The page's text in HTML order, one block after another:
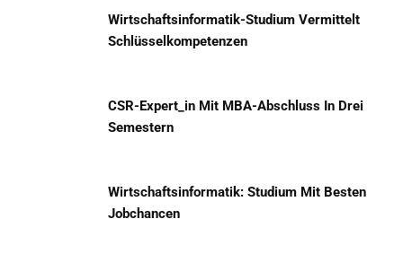
Wirtschaftsinformatik-Studium Vermittelt
Schlüsselkompetenzen
CSR-Expert_in Mit MBA-Abschluss In Drei
Semestern
Wirtschaftsinformatik: Studium Mit Besten
Jobchancen